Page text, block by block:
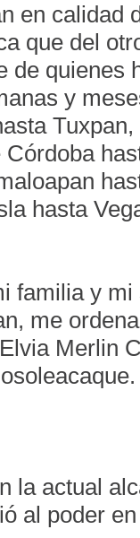
en calidad
que del
de quienes
y
hasta
familia y mi
me
Merlin
la actual
al poder